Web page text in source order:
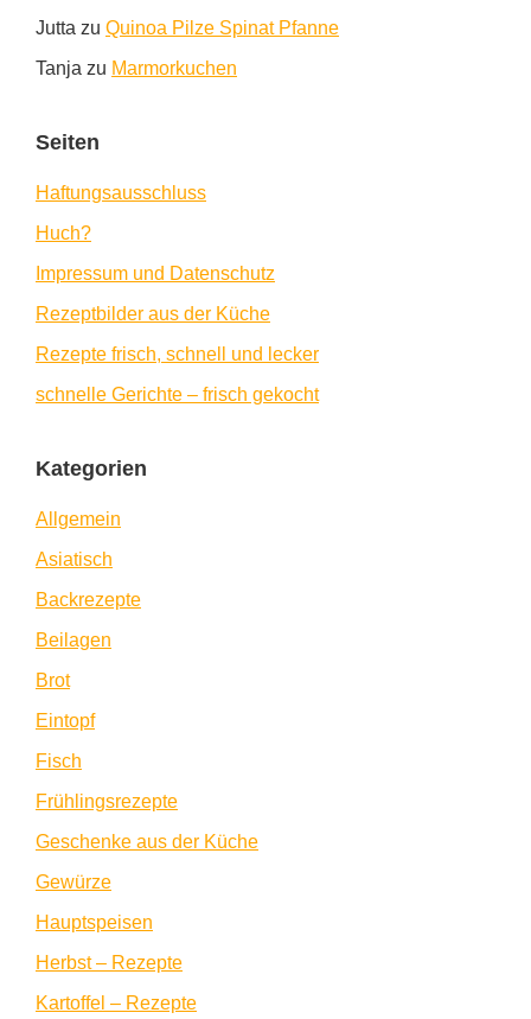
Jutta zu Quinoa Pilze Spinat Pfanne
Tanja zu Marmorkuchen
Seiten
Haftungsausschluss
Huch?
Impressum und Datenschutz
Rezeptbilder aus der Küche
Rezepte frisch, schnell und lecker
schnelle Gerichte – frisch gekocht
Kategorien
Allgemein
Asiatisch
Backrezepte
Beilagen
Brot
Eintopf
Fisch
Frühlingsrezepte
Geschenke aus der Küche
Gewürze
Hauptspeisen
Herbst – Rezepte
Kartoffel – Rezepte